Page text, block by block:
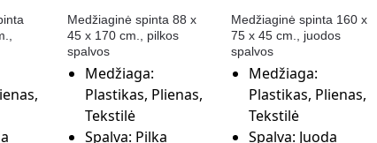
Medžiaginė spinta 88 x
45 x 170 cm., pilkos
spalvos
Medžiaga:
Plastikas, Plienas,
Tekstilė
Spalva: Pilka
Medžiaginė spinta 160 x
75 x 45 cm., juodos
spalvos
Medžiaga:
Plastikas, Plienas,
Tekstilė
Spalva: Juoda